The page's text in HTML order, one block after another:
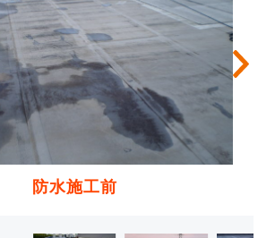
防水施工前